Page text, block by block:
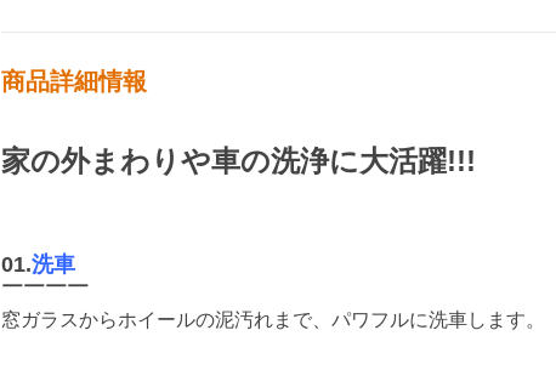
商品詳細情報
家の外まわりや車の洗浄に大活躍!!!
01.洗車
￣￣￣￣
窓ガラスからホイールの泥汚れまで、パワフルに洗車します。